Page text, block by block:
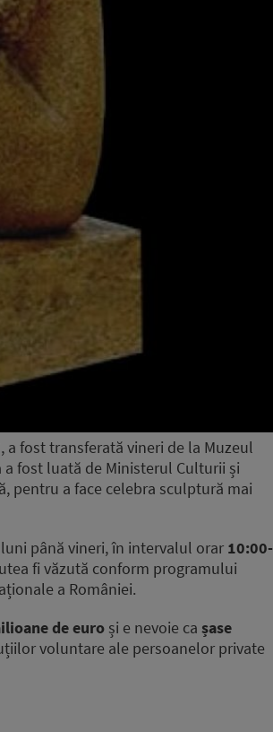
, a fost transferată vineri de la Muzeul
a fost luată de Ministerul Culturii și
pentru a face celebra sculptură mai
până vineri, în intervalul orar 10:00-
fi văzută conform programului
a României.
de euro și e nevoie ca șase
voluntare ale persoanelor private